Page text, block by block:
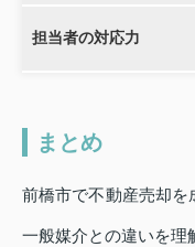
担当者の対応力
まとめ
前橋市で不動産売却を
一般媒介との違いを理